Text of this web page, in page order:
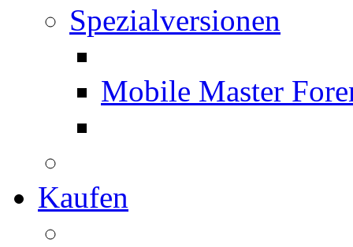
Spezialversionen
Mobile Master
Kaufen